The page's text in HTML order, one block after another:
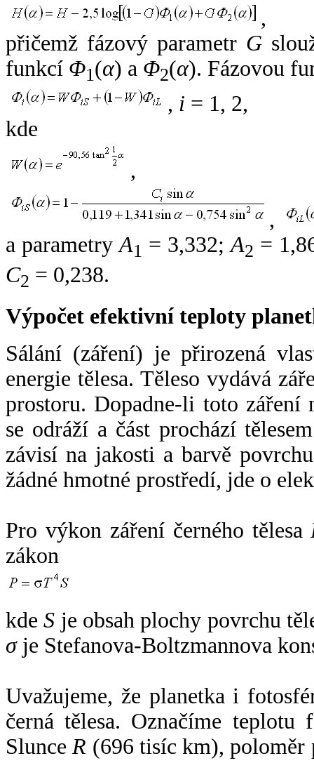
,
přičemž fázový parametr G
funkcí Φ1(α) a Φ2(α). Fázovou
, i = 1, 2,
kde
,
,
a parametryA1 = 3,332;A2 =
C2 = 0,238.
Výpočet efektivní teploty
Sálání (záření) je přirozená
energie tělesa. Těleso vydává
prostoru. Dopadne-li toto záření
se odráží a část prochází
závisí na jakosti a barvě
žádné hmotné prostředí, jde o
Pro výkon záření černého tělesa
zákon
kdeS je obsah plochy povrchu
σje Stefanova-Boltzmannova
Uvažujeme, že planetka i
černá tělesa. Označíme
SlunceR (696 tisíc km),